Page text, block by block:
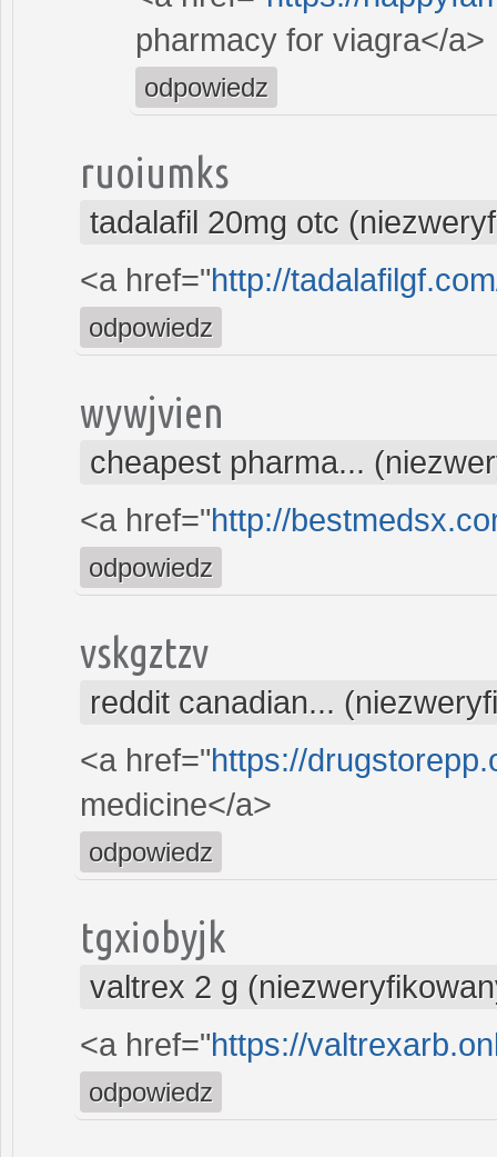
pharmacy for viagra</a>
odpowiedz
ruoiumks
tadalafil 20mg otc
<a href="http://
odpowiedz
wywjvien
cheapest pharma...
<a href="http://
odpowiedz
vskgztzv
reddit canadian...
<a href="https://
medicine</a>
odpowiedz
tgxiobyjk
valtrex 2 g
<a href="https://
odpowiedz